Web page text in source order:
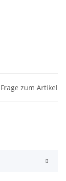
Frage zum Artikel